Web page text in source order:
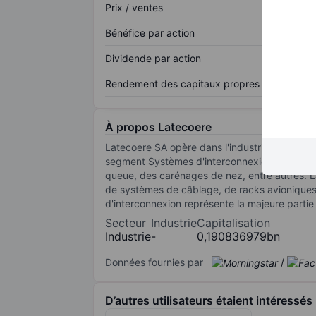
Prix / ventes
Bénéfice par action
Dividende par action
Rendement des capitaux propres
À propos Latecoere
Latecoere SA opère dans l'industrie
segment Systèmes d'interconnexion. Sa
queue, des carénages de nez, entre autres.
de systèmes de câblage, de racks
d'interconnexion représente la majeure
Secteur
Industrie
Industrie
-
Capitalisation
0,190836979bn
Données fournies par /
D’autres utilisateurs étaient intéressés